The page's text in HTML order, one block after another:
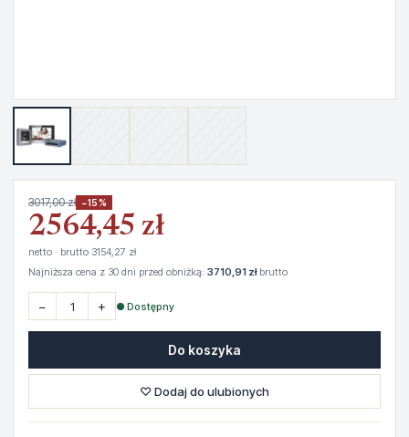
3017,00 zł −15%
2564,45 zł
netto · brutto 3154,27 zł
Najniższa cena z 30 dni przed obniżką: 3710,91 złbrutto
− + ● Dostępny
Do koszyka
♡ Dodaj do ulubionych